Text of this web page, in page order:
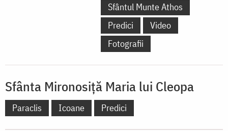
Sfântul Munte Athos
Predici
Video
Fotografii
Sfânta Mironosiță Maria lui Cleopa
Paraclis Icoane Predici